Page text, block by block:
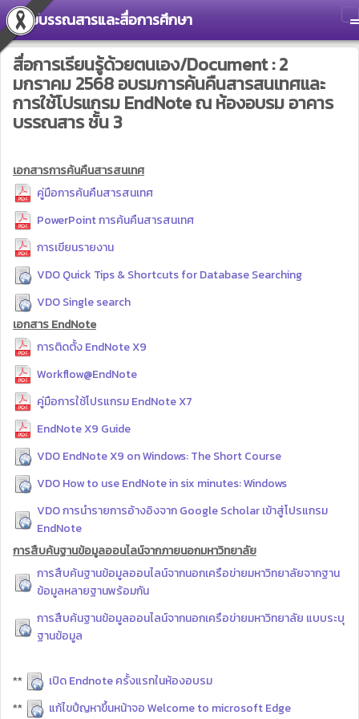
ศูนย์บรรณสารและสื่อการศึกษา
สื่อการเรียนรู้ด้วยตนเอง/Document : 2
มกราคม 2568 อบรมการค้นคืนสารสนเทศและ
การใช้โปรแกรม EndNote ณ ห้องอบรม อาคาร
บรรณสาร ชั้น 3
เอกสารการค้นคืนสารสนเทศ
คู่มือการค้นคืนสารสนเทศ
PowerPoint การค้นคืนสารสนเทศ
การเขียนรายงาน
VDO Quick Tips & Shortcuts for Database Searching
VDO Single search
เอกสาร EndNote
การติดตั้ง EndNote X9
Workflow@EndNote
คู่มือการใช้โปรแกรม EndNote X7
EndNote X9 Guide
VDO EndNote X9 on Windows: The Short Course
VDO How to use EndNote in six minutes: Windows
VDO การนำรายการอ้างอิงจาก Google Scholar เข้าสู่โปรแกรม
EndNote
การสืบค้นฐานข้อมูลออนไลน์จากภายนอกมหาวิทยาลัย
การสืบค้นฐานข้อมูลออนไลน์จากนอกเครือข่ายมหาวิทยาลัยจากฐาน
ข้อมูลหลายฐานพร้อมกัน
การสืบค้นฐานข้อมูลออนไลน์จากนอกเครือข่ายมหาวิทยาลัย แบบระบุ
ฐานข้อมูล
**
เปิด Endnote ครั้งแรกในห้องอบรม
**
แก้ไขปํญหาขึ้นหน้าจอ Welcome to microsoft Edge